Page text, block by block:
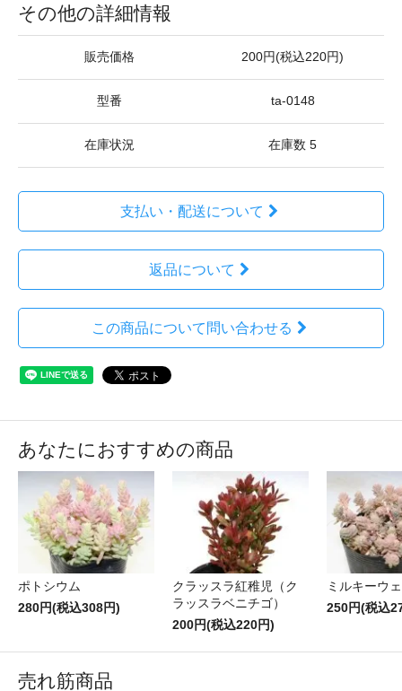
その他の詳細情報
販売価格 200円(税込220円)
型番 ta-0148
在庫状況 在庫数 5
支払い・配送について
返品について
この商品について問い合わせる
あなたにおすすめの商品
ポトシウム
280円(税込308円)
クラッスラ紅稚児（ク
ラッスラベニチゴ）
200円(税込220円)
ミルキーウ
250円(税込
売れ筋商品